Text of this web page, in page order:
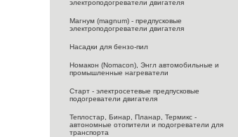
электроподогреватели двигателя
Магнум (magnum) - предпусковые
электроподогреватели двигателя
Насадки для бензо-пил
Номакон (Nomacon), Энгл автомобильные и
промышленные нагреватели
Старт - электросетевые предпусковые
подогреватели двигателя
Теплостар, Бинар, Планар, Термикс -
автономные отопители и подогреватели для
транспорта